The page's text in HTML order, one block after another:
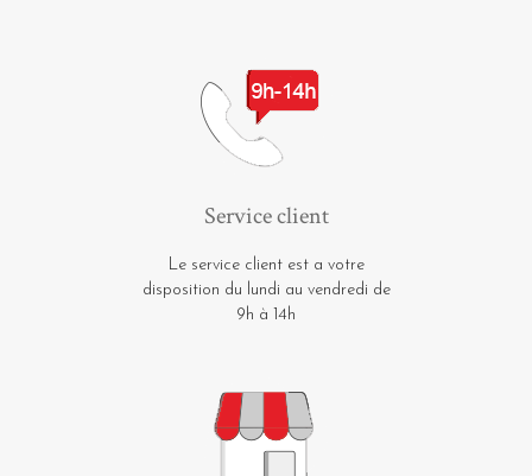
Service client
Le service client est a votre
disposition du lundi au vendredi de
9h à 14h